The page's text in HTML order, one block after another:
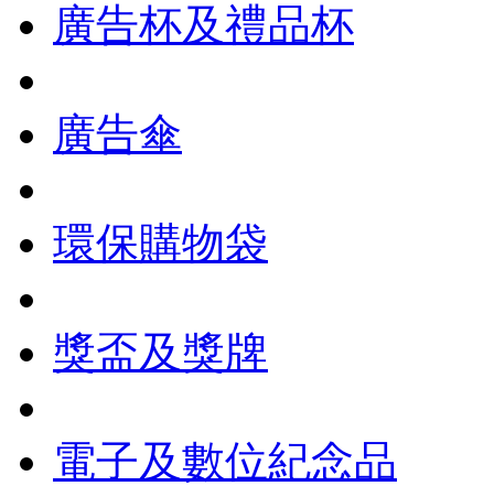
廣告杯及禮品杯
廣告傘
環保購物袋
獎盃及獎牌
電子及數位紀念品